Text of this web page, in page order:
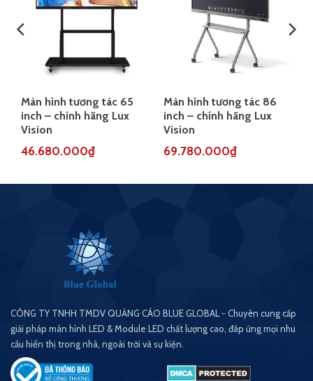
Màn hình tương tác 65
inch – chính hãng Lux
Vision
46.680.000₫
Màn hình tương tác 86
inch – chính hãng Lux
Vision
69.780.000₫
CÔNG TY TNHH TMDV QUẢNG CÁO BLUE GLOBAL - Chuyên cung cấp
giải pháp màn hình LED & Module LED chất lượng cao, đáp ứng mọi nhu
cầu hiển thị trong nhà, ngoài trời và sự kiện.